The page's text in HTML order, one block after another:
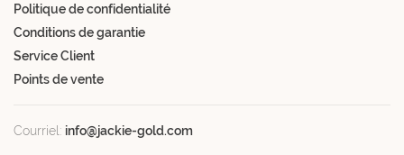
Politique de confidentialité
Conditions de garantie
Service Client
Points de vente
Courriel: info@jackie-gold.com